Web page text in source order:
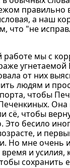
правильно
а наш
что "не
мы с
от них
людям и
чтобы
Она
сё, чтобы
Это бесило
и
Но мне очень
и усилия,
сохранить